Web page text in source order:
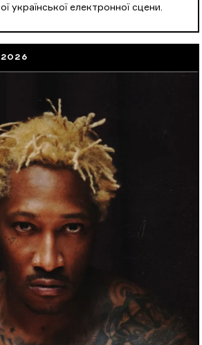
української електронної сцени.
2026